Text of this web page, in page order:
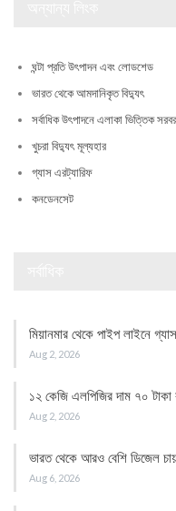
ঘন্টা প্রতি উৎপাদন এবং লোডশেড
ভারত থেকে আমদানিকৃত বিদ্যুৎ
সর্বাধিক উৎপাদনে এলাকা ভিত্তিক
খুচরা বিদ্যুৎ মূল্যহার
গ্যাস এরট্যারিফ
কনডেনসেট
মিয়ানমার থেকে পাইপ লাইনে
Aug 2, 2026
১২ কেজি এলপিজির দাম ৭০ টাকা
Aug 2, 2026
ভারত থেকে আরও বেশি ডিজেল
Aug 6, 2026